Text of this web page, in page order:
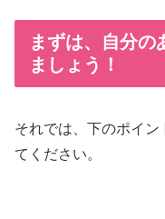
まずは、自分の
ましょう！
それでは、下のポイ
てください。